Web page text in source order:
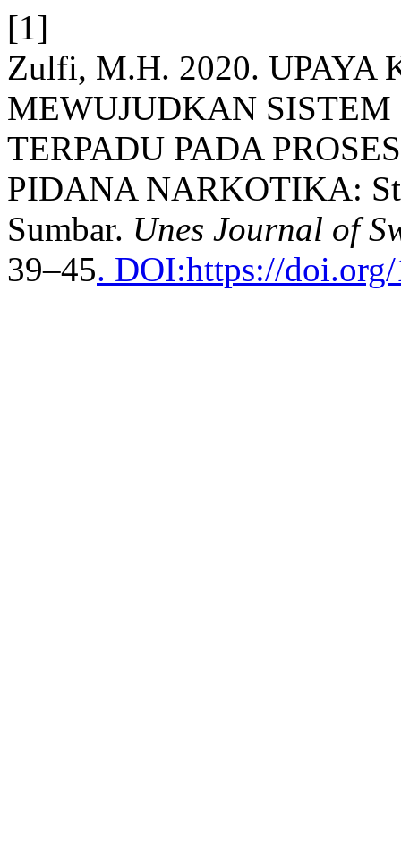
[1]
Zulfi, M.H. 2020.
MEWUJUDKAN
TERPADU PADA
PIDANA NARKOTIKA:
Sumbar. Unes Journal of
39–45. DOI:https://